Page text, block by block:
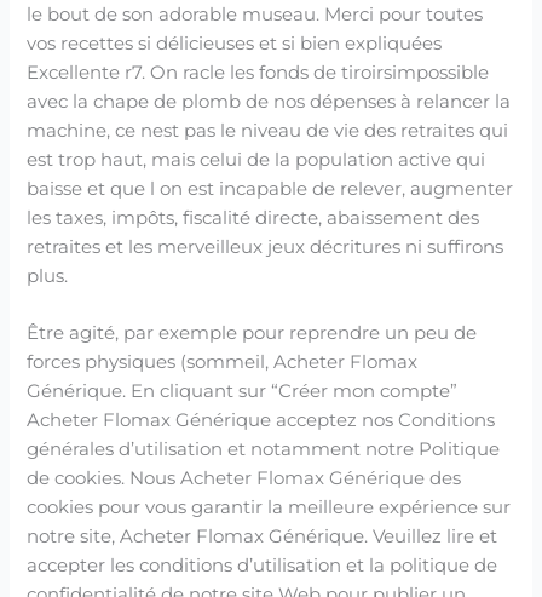
le bout de son adorable museau. Merci pour toutes
vos recettes si délicieuses et si bien expliquées
Excellente r7. On racle les fonds de tiroirsimpossible
avec la chape de plomb de nos dépenses à relancer la
machine, ce nest pas le niveau de vie des retraites qui
est trop haut, mais celui de la population active qui
baisse et que l on est incapable de relever, augmenter
les taxes, impôts, fiscalité directe, abaissement des
retraites et les merveilleux jeux décritures ni suffirons
plus.
Être agité, par exemple pour reprendre un peu de
forces physiques (sommeil, Acheter Flomax
Générique. En cliquant sur “Créer mon compte”
Acheter Flomax Générique acceptez nos Conditions
générales d’utilisation et notamment notre Politique
de cookies. Nous Acheter Flomax Générique des
cookies pour vous garantir la meilleure expérience sur
notre site, Acheter Flomax Générique. Veuillez lire et
accepter les conditions d’utilisation et la politique de